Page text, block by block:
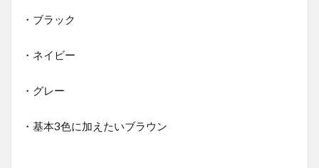
生地
類
産地
徴
・ブラック
・ネイビー
・グレー
・基本3色に加えたいブラウン